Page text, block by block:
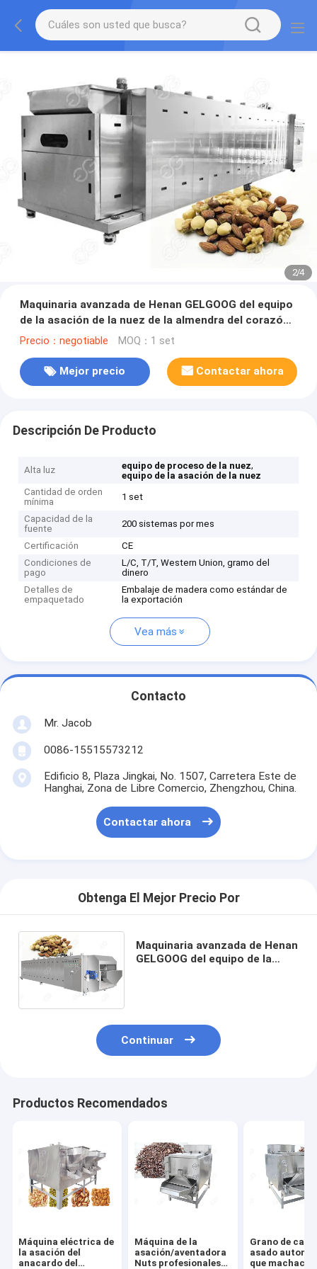
2/4
Maquinaria avanzada de Henan GELGOOG del equipo
de la asación de la nuez de la almendra del corazón
del anacardo
Precio：negotiable MOQ：1 set
Mejor precio Contactar ahora
Descripción De Producto
Alta luz equipo de proceso de la nuez,
equipo de la asación de la nuez
Cantidad de orden
mínima
1 set
Capacidad de la
fuente
200 sistemas por mes
Certificación
CE
Condiciones de
pago
L/C, T/T, Western Union, gramo del
dinero
Detalles de
empaquetado
Embalaje de madera como estándar de
la exportación
Vea más
Contacto
Mr. Jacob
0086-15515573212
Edificio 8, Plaza Jingkai, No. 1507, Carretera Este de
Hanghai, Zona de Libre Comercio, Zhengzhou, China.
Contactar ahora
Obtenga El Mejor Precio Por
Maquinaria avanzada de Henan
GELGOOG del equipo de la
Continuar
Productos Recomendados
Máquina eléctrica de
la asación del
anacardo del
Máquina de la
asación/aventadora
Nuts profesionales
Grano de
asado
que machaca